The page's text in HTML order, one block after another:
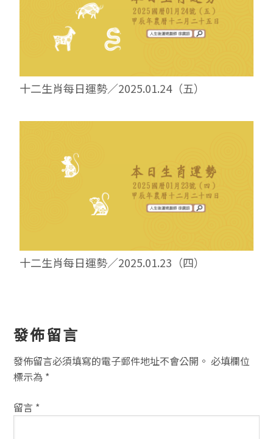
十二生肖每日運勢／2025.01.24（五）
十二生肖每日運勢／2025.01.23（四）
讀
者
互
動
方
發佈留言
發佈留言必須填寫的電子郵件地址不會公開。 必填欄位
標示為 *
留言 *